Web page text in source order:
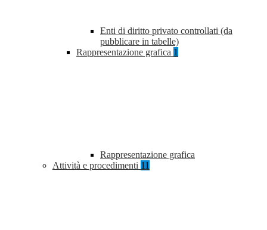
Enti di diritto privato controllati (da
pubblicare in tabelle)
Rappresentazione grafica 1
Rappresentazione grafica
Attività e procedimenti 11